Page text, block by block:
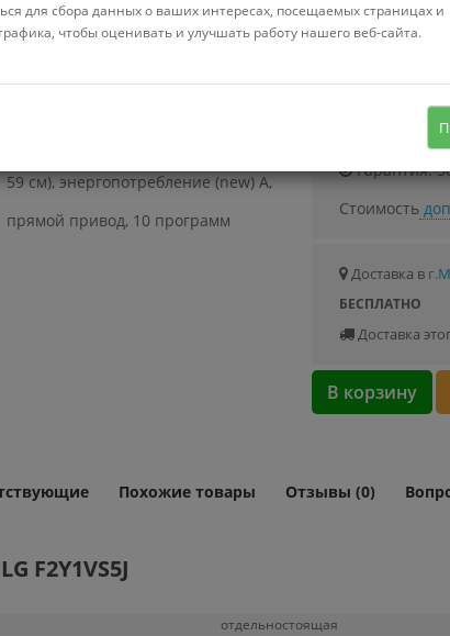
59 см), энергопотребление (new) A,
прямой привод, 10 программ
Узнать о
Гарантия:
Стоимость
Доставка в
БЕСПЛАТНО
Доставка
В корзину
Похожие товары Отзывы (0)
F2Y1VS5J
отдельностоящая
для сбора данных о ваших интересах, посещаемых страницах и
чтобы оценивать и улучшать работу нашего веб-сайта.